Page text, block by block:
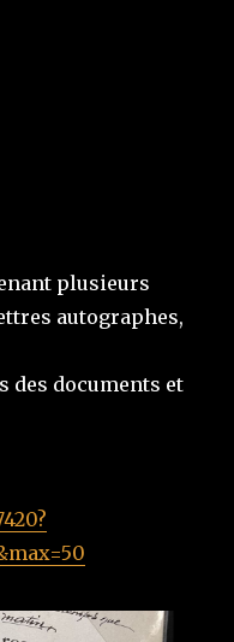
plusieurs
autographes,
des documents et